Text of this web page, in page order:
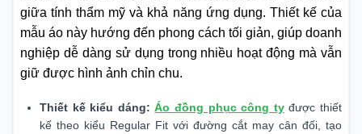
giữa tính thẩm mỹ và khả năng ứng dụng. Thiết kế của
mẫu áo này hướng đến phong cách tối giản, giúp doanh
nghiệp dễ dàng sử dụng trong nhiều hoạt động mà vẫn
giữ được hình ảnh chỉn chu.
Thiết kế kiểu dáng:Áo đồng phục công tyđược thiết
kế theo kiểu Regular Fit với đường cắt may cân đối, tạo